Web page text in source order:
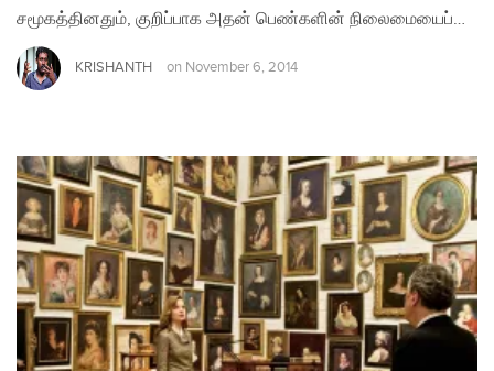
சமூகத்தினதும், குறிப்பாக அதன் பெண்களின் நிலைமையைப்…
KRISHANTH on November 6, 2014